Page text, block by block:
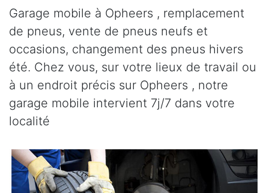
Garage mobile à Opheers , remplacement
de pneus, vente de pneus neufs et
occasions, changement des pneus hivers
été. Chez vous, sur votre lieux de travail ou
à un endroit précis sur Opheers , notre
garage mobile intervient 7j/7 dans votre
localité